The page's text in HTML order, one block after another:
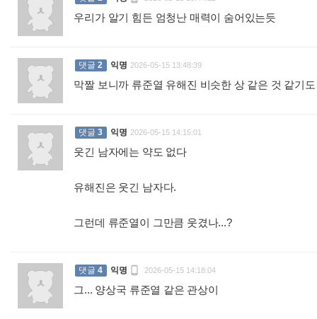
우리가 알기 힘든 엄청난 매력이 숨어있는듯
댓글 2 익명 2026-05-15 13:48:39
막짤 보니까 류준열 유해진 비슷한 상 같은 것 같기
댓글 3 익명 2026-05-15 14:15:01
웃긴 남자에는 약도 없다
유해진은 웃긴 남자다.
그런데 류준열이 그만큼 웃겼나...?
댓글 4 익명  2026-05-15 14:18:04
그... 양상국 류준열 같은 관상이